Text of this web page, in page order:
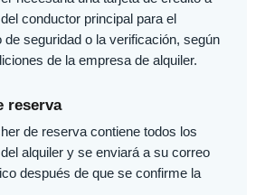
conductor principal para el
de seguridad o la verificación, según
de la empresa de alquiler.
reserva
de reserva contiene todos los
alquiler y se enviará a su correo
después de que se confirme la